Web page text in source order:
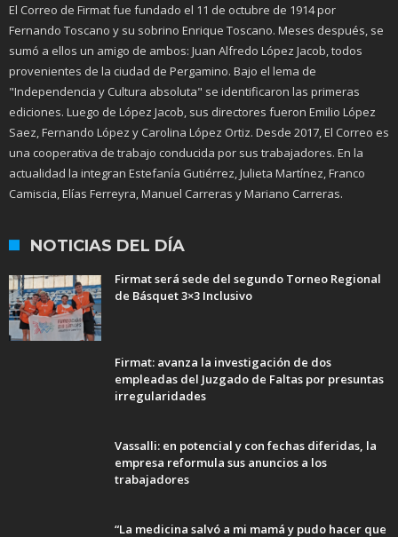
El Correo de Firmat fue fundado el 11 de octubre de 1914 por
Fernando Toscano y su sobrino Enrique Toscano. Meses después, se
sumó a ellos un amigo de ambos: Juan Alfredo López Jacob, todos
provenientes de la ciudad de Pergamino. Bajo el lema de
"Independencia y Cultura absoluta" se identificaron las primeras
ediciones. Luego de López Jacob, sus directores fueron Emilio López
Saez, Fernando López y Carolina López Ortiz. Desde 2017, El Correo es
una cooperativa de trabajo conducida por sus trabajadores. En la
actualidad la integran Estefanía Gutiérrez, Julieta Martínez, Franco
Camiscia, Elías Ferreyra, Manuel Carreras y Mariano Carreras.
NOTICIAS DEL DÍA
Firmat será sede del segundo Torneo Regional
de Básquet 3×3 Inclusivo
Firmat: avanza la investigación de dos
empleadas del Juzgado de Faltas por presuntas
irregularidades
Vassalli: en potencial y con fechas diferidas, la
empresa reformula sus anuncios a los
trabajadores
“La medicina salvó a mi mamá y pudo hacer que